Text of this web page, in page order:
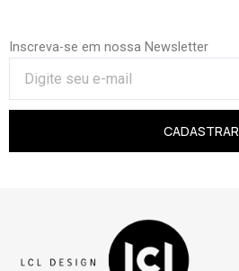
Inscreva-se em nossa Newsletter
CADASTRAR